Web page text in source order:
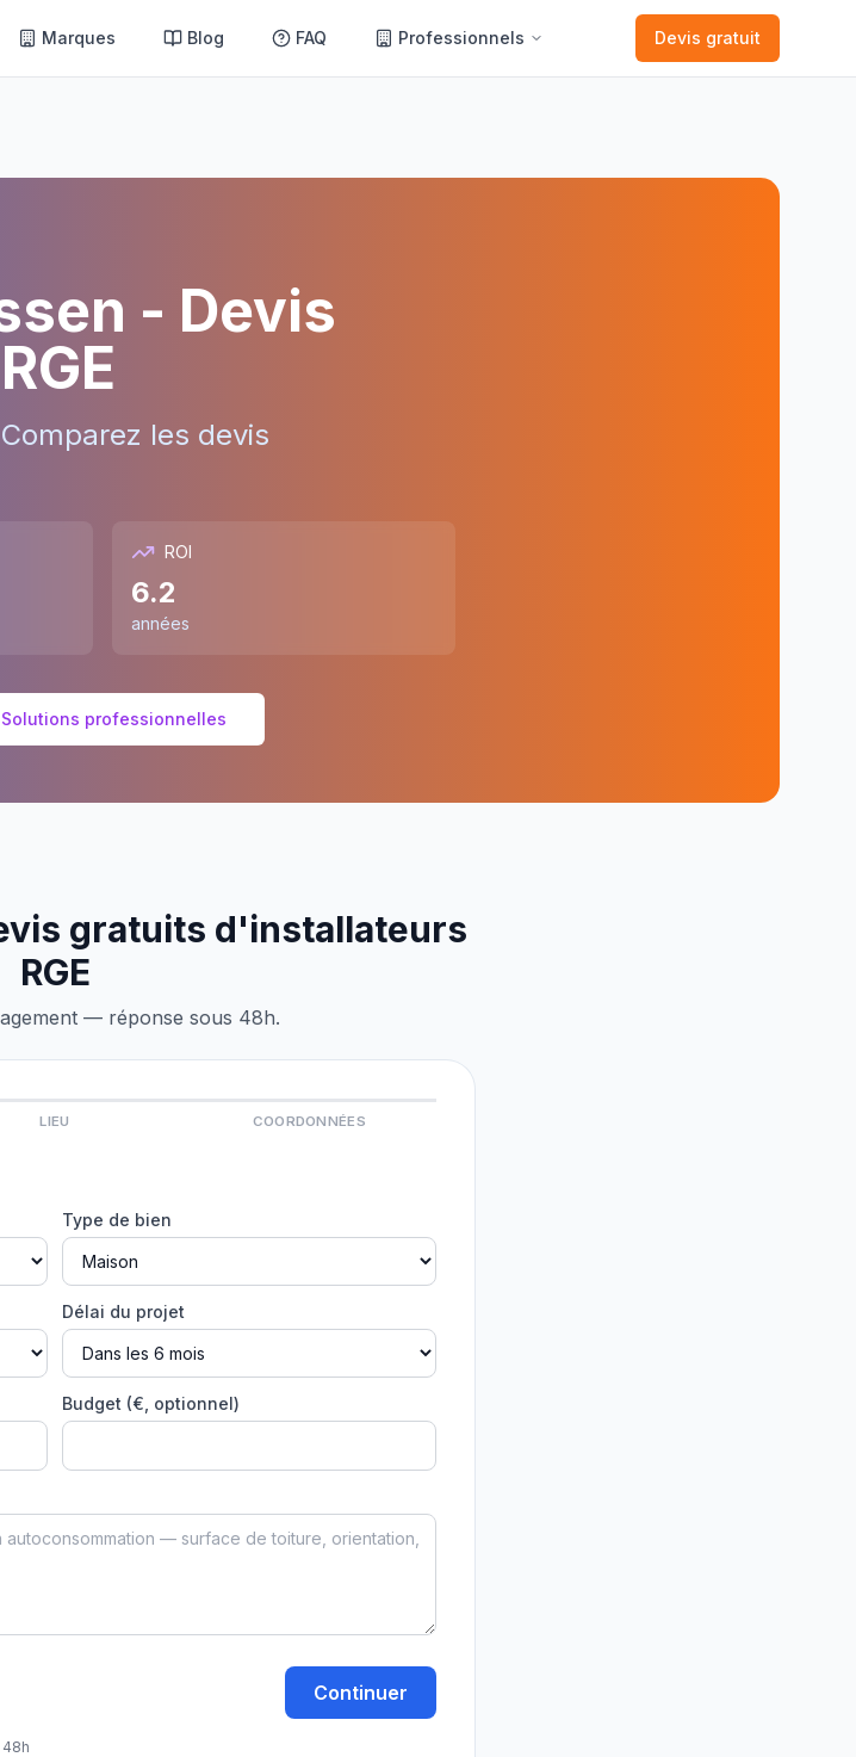
Marques Blog FAQ Professionnels Devis gratuit
- Devis
les devis
ROI
6.2
années
Solutions professionnelles
gratuits d'installateurs
RGE
— réponse sous 48h.
LIEU COORDONNÉES
Type de bien
Délai du projet
Budget (€, optionnel)
Continuer